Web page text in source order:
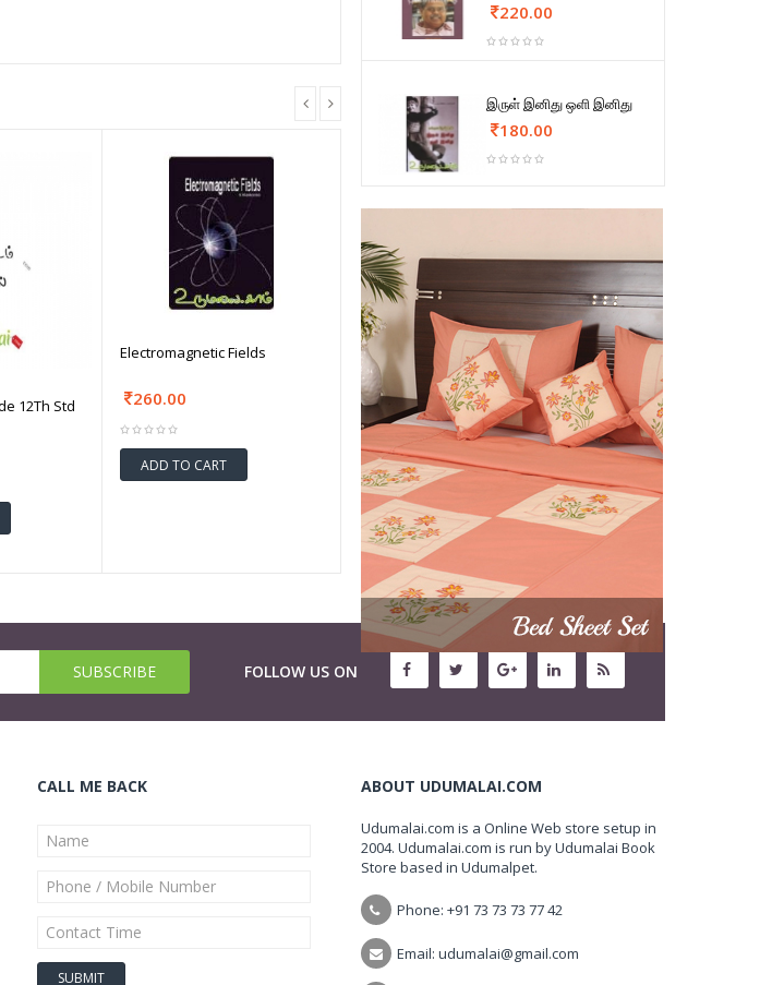
12Th Std
Electromagnetic Fields
260.00
ADD TO CART
220.00
இருள் இனிது ஒளி இனிது
180.00
FOLLOW US ON
CALL ME BACK ABOUT UDUMALAI.COM
Udumalai.com is a Online Web store setup in
2004. Udumalai.com is run by Udumalai Book
Store based in Udumalpet.
Phone: +91 73 73 73 77 42
Email: udumalai@gmail.com